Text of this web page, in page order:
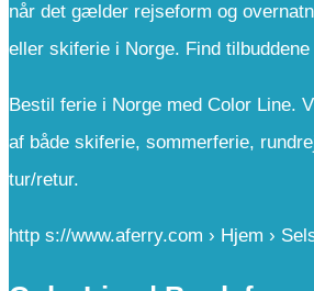
når det gælder rejseform og
eller skiferie i Norge. Find tilbuddene
Bestil ferie i Norge med Color Line.
af både skiferie, sommerferie,
tur/retur.
http s://www.aferry.com › Hjem ›